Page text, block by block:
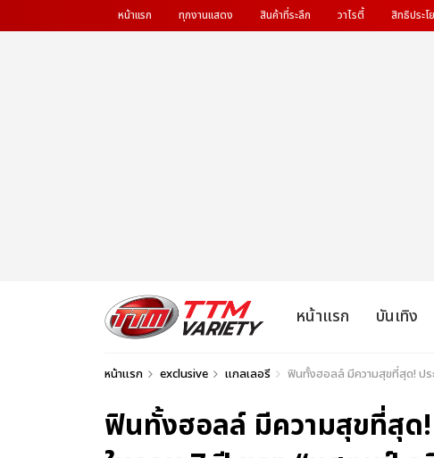
หน้าแรก ทุกงานแสดง สินค้าที่ระลึก วาไรตี้ สิทธิประโ
หน้าแรก บันเทิง
หน้าแรก exclusive แกลเลอรี ฟินทั้งฮอลล์ มีความสุขที่สุด! ปร
ฟินทั้งฮอลล์ มีความสุขที่สุด